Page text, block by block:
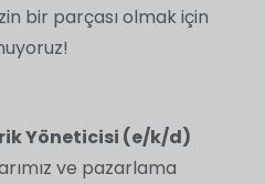
bir parçası olmak için
Yöneticisi (e/k/d)
ve pazarlama